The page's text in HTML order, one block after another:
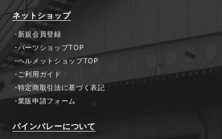
ネットショップ
新規会員登録
パーツショップTOP
ヘルメットショップTOP
ご利用ガイド
特定商取引法に基づく表記
業販申請フォーム
パインバレーについて